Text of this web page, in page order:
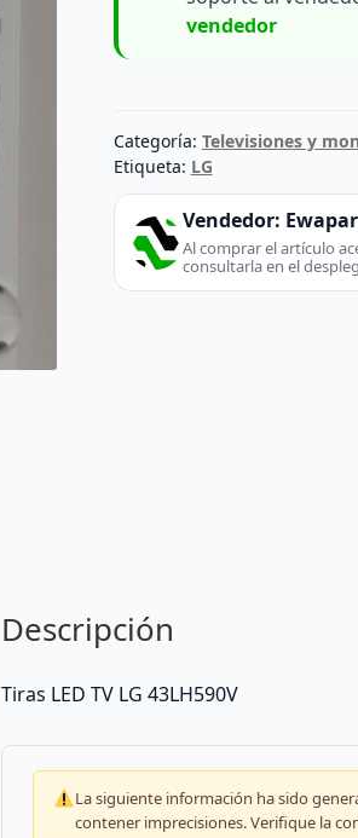
vendedor
Categoría: Televisiones y
Etiqueta: LG
Vendedor:
Al comprar el artículo
consultarla en el
Descripción
Tiras LED TV LG 43LH590V
La siguiente información ha sido
contener imprecisiones. Verifique la